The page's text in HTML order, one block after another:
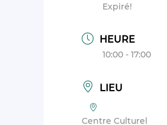
Expiré!
HEURE
10:00 - 17:00
LIEU
Centre Culturel